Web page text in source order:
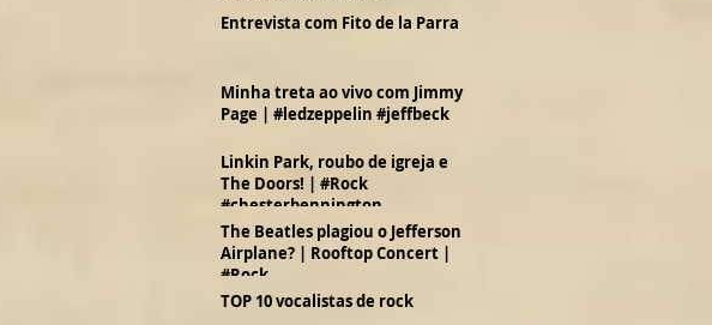
Entrevista com Fito de la Parra
Minha treta ao vivo com Jimmy
Page | #ledzeppelin #jeffbeck
Linkin Park, roubo de igreja e
The Doors! | #Rock
#chesterbennington
The Beatles plagiou o Jefferson
Airplane? | Rooftop Concert |
#Rock
TOP 10 vocalistas de rock